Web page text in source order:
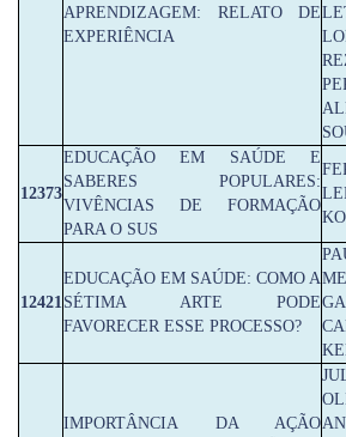
APRENDIZAGEM: RELATO DE
EXPERIÊNCIA
12373
EDUCAÇÃO EM SAÚDE E
SABERES POPULARES:
VIVÊNCIAS DE FORMAÇÃO
PARA O SUS
12421
EDUCAÇÃO EM SAÚDE: COMO A
SÉTIMA ARTE PODE
FAVORECER ESSE PROCESSO?
IMPORTÂNCIA DA AÇÃO